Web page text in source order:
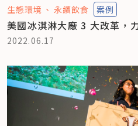
生態環境 永續飲食 案例
美國冰淇淋大廠 3 大改革，
2022.06.17